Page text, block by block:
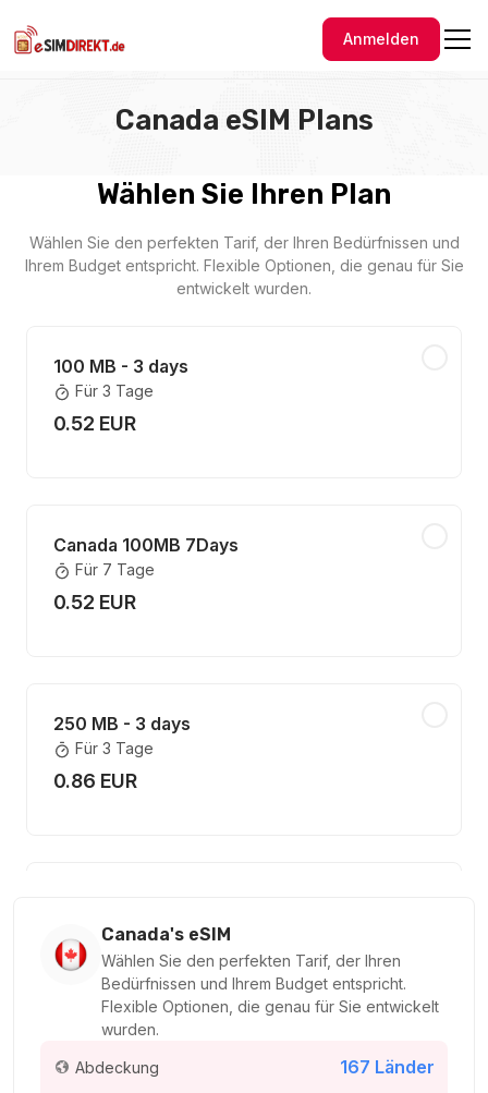
Anmelden
Canada eSIM Plans
Wählen Sie Ihren Plan
Wählen Sie den perfekten Tarif, der Ihren Bedürfnissen und
Ihrem Budget entspricht. Flexible Optionen, die genau für Sie
entwickelt wurden.
100 MB - 3 days
Für 3 Tage
0.52 EUR
Canada 100MB 7Days
Für 7 Tage
0.52 EUR
250 MB - 3 days
Für 3 Tage
0.86 EUR
Für 3 Tage
0.87 EUR
Canada 500MB 7Days
Canada's eSIM
Wählen Sie den perfekten Tarif, der Ihren
Bedürfnissen und Ihrem Budget entspricht.
Flexible Optionen, die genau für Sie entwickelt
wurden.
Abdeckung 167 Länder